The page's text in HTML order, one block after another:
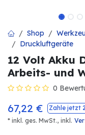
Shop
Druckluftgeräte
12 Volt Akku
Arbeits- und
0
67,22 € Zahle jetzt
* inkl. ges. MwSt., inkl.